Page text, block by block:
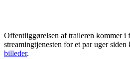
Offentliggørelsen af traileren kommer i
streamingtjenesten for et par uger siden
billeder.